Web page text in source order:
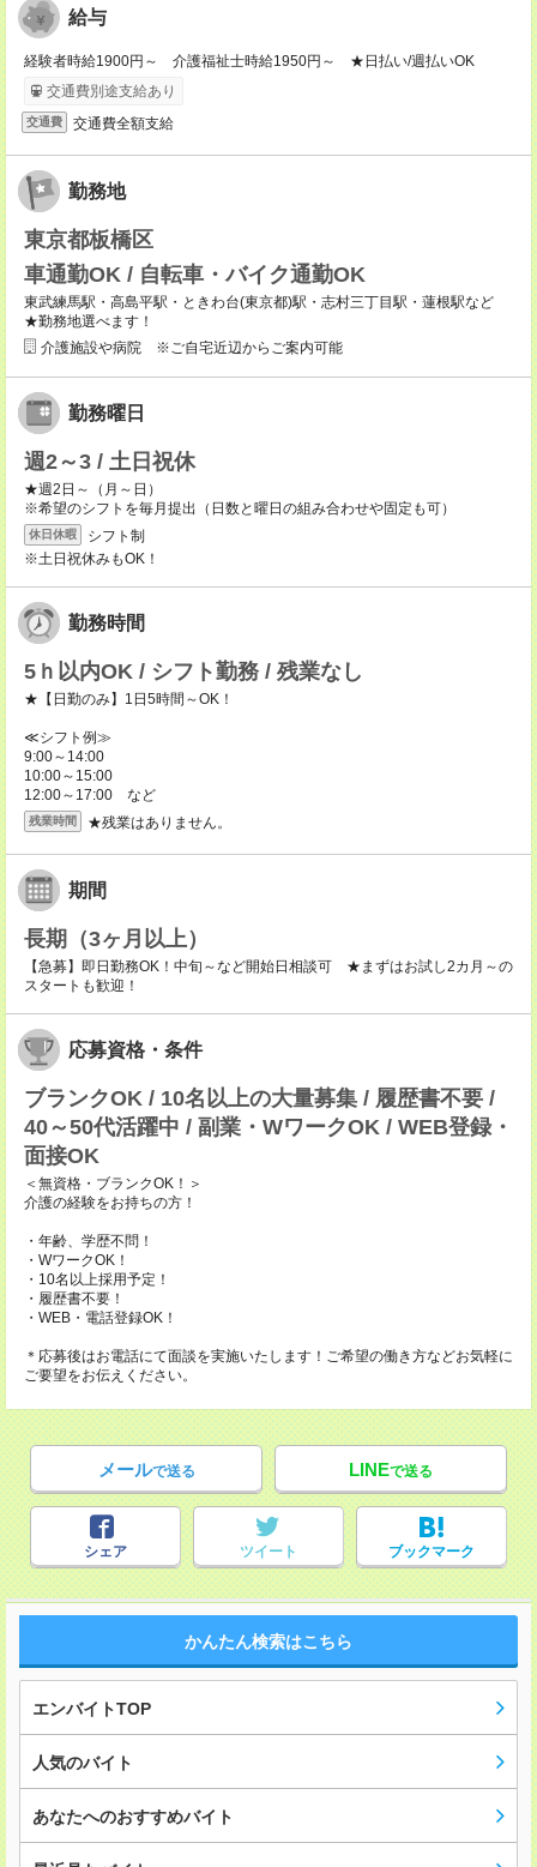
給与
経験者時給1900円～ 介護福祉士時給1950円～ ★日払い/週払いOK
交通費別途支給あり
交通費 交通費全額支給
勤務地
東京都板橋区
車通勤OK / 自転車・バイク通勤OK
東武練馬駅・高島平駅・ときわ台(東京都)駅・志村三丁目駅・蓮根駅など
★勤務地選べます！
介護施設や病院 ※ご自宅近辺からご案内可能
勤務曜日
週2～3 / 土日祝休
★週2日～（月～日）
※希望のシフトを毎月提出（日数と曜日の組み合わせや固定も可）
休日休暇
シフト制
※土日祝休みもOK！
勤務時間
5ｈ以内OK / シフト勤務 / 残業なし
★【日勤のみ】1日5時間～OK！
≪シフト例≫
9:00～14:00
10:00～15:00
12:00～17:00 など
残業時間 ★残業はありません。
期間
長期（3ヶ月以上）
【急募】即日勤務OK！中旬～など開始日相談可 ★まずはお試し2カ月～の
スタートも歓迎！
応募資格・条件
ブランクOK / 10名以上の大量募集 / 履歴書不要 /
40～50代活躍中 / 副業・WワークOK / WEB登録・
面接OK
＜無資格・ブランクOK！＞
介護の経験をお持ちの方！
・年齢、学歴不問！
・WワークOK！
・10名以上採用予定！
・履歴書不要！
・WEB・電話登録OK！
＊応募後はお電話にて面談を実施いたします！ご希望の働き方などお気軽に
ご要望をお伝えください。
メールで送る LINEで送る
シェア ツイート ブックマーク
かんたん検索はこちら
エンバイトTOP
人気のバイト
あなたへのおすすめバイト